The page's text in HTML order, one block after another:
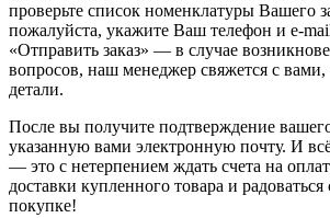
проверьте список номенклатуры Вашего
пожалуйста, укажите Ваш телефон и e-
«Отправить заказ» — в случае
вопросов, наш менеджер свяжется с вами,
детали.
После вы получите подтверждение вашего
указанную вами электронную почту. И
— это с нетерпением ждать счета на
доставки купленного товара и
покупке!